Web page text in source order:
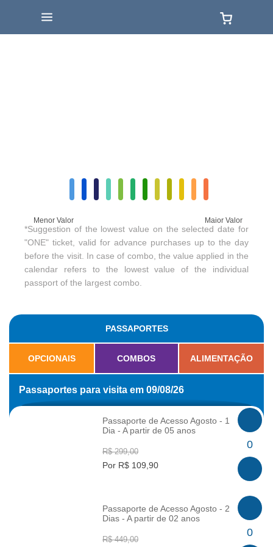
Menor Valor Maior Valor
*Suggestion of the lowest value on the selected date for
"ONE" ticket, valid for advance purchases up to the day
before the visit. In case of combo, the value applied in the
calendar refers to the lowest value of the individual
passport of the largest combo.
PASSAPORTES
OPCIONAIS COMBOS ALIMENTAÇÃO
Passaportes para visita em 09/08/26
Passaporte de Acesso Agosto - 1
Dia - A partir de 05 anos
R$ 299,00
Por R$ 109,90
0
Passaporte de Acesso Agosto - 2
Dias - A partir de 02 anos
R$ 449,00
0